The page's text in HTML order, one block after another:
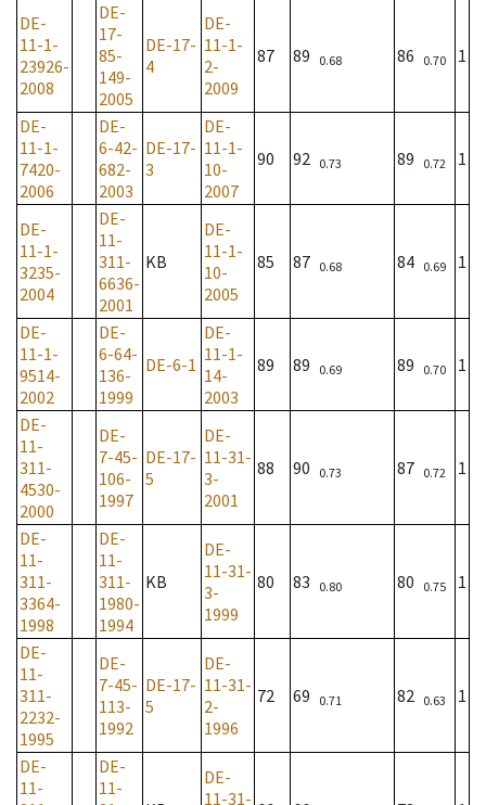
DE-
11-1-
23926-
2008
DE-
17-
85-
149-
2005
DE-17-
4
DE-
11-1-
2-
2009
87 89 0.68 86 0.70 1
DE-
11-1-
7420-
2006
DE-
6-42-
682-
2003
DE-17-
3
DE-
11-1-
10-
2007
90 92 0.73 89 0.72 1
DE-
11-1-
3235-
2004
DE-
11-
311-
6636-
2001
KB
DE-
11-1-
10-
2005
85 87 0.68 84 0.69 1
DE-
11-1-
9514-
2002
DE-
6-64-
136-
1999
DE-6-1
DE-
11-1-
14-
2003
89 89 0.69 89 0.70 1
DE-
11-
311-
4530-
2000
DE-
7-45-
106-
1997
DE-17-
5
DE-
11-31-
3-
2001
88 90 0.73 87 0.72 1
DE-
11-
311-
3364-
1998
DE-
11-
311-
1980-
1994
KB
DE-
11-31-
3-
1999
80 83 0.80 80 0.75 1
DE-
11-
311-
2232-
1995
DE-
7-45-
113-
1992
DE-17-
5
DE-
11-31-
2-
1996
72 69 0.71 82 0.63 1
DE-
11-
DE-
11-
DE-
11-31-